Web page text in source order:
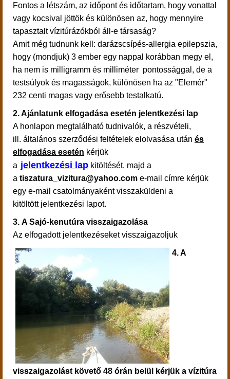
Fontos a létszám, az időpont és időtartam, hogy vonattal
vagy kocsival jöttök és különösen az, hogy mennyire
tapasztalt vízitúrázókból áll-e társaság?
Amit még tudnunk kell: darázscsípés-allergia epilepszia,
hogy (mondjuk) 3 ember egy nappal korábban megy el,
ha nem is milligramm és milliméter pontossággal, de a
testsúlyok és magasságok, különösen ha az "Elemér"
232 centi magas vagy erősebb testalkatú.
2. Ajánlatunk elfogadása esetén jelentkezési lap
A honlapon megtalálható tudnivalók, a részvételi,
ill. általános szerződési feltételek elolvasása után és
elfogadása esetén kérjük
a jelentkezési lap kitöltését, majd a
a tiszatura_vizitura@yahoo.com e-mail címre kérjük
egy e-mail csatolmányaként visszaküldeni a
kitöltött jelentkezési lapot.
3. A Sajó-kenutúra visszaigazolása
Az elfogadott jelentkezéseket visszaigazoljuk
4. A
visszaigazolást követő 48 órán belül kérjük a vízitúra